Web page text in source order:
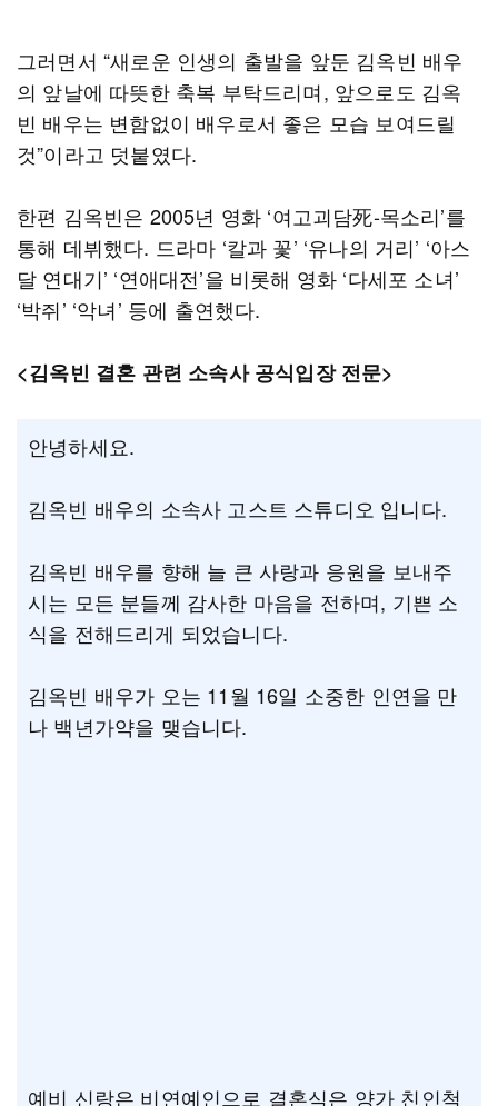
그러면서 “새로운 인생의 출발을 앞둔 김옥빈 배우
의 앞날에 따뜻한 축복 부탁드리며, 앞으로도 김옥
빈 배우는 변함없이 배우로서 좋은 모습 보여드릴
것”이라고 덧붙였다.
한편 김옥빈은 2005년 영화 ‘여고괴담死-목소리’를
통해 데뷔했다. 드라마 ‘칼과 꽃’ ‘유나의 거리’ ‘아스
달 연대기’ ‘연애대전’을 비롯해 영화 ‘다세포 소녀’
‘박쥐’ ‘악녀’ 등에 출연했다.
<김옥빈 결혼 관련 소속사 공식입장 전문>
안녕하세요.
김옥빈 배우의 소속사 고스트 스튜디오 입니다.
김옥빈 배우를 향해 늘 큰 사랑과 응원을 보내주
시는 모든 분들께 감사한 마음을 전하며, 기쁜 소
식을 전해드리게 되었습니다.
김옥빈 배우가 오는 11월 16일 소중한 인연을 만
나 백년가약을 맺습니다.
예비 신랑은 비연예인으로 결혼식은 양가 친인척